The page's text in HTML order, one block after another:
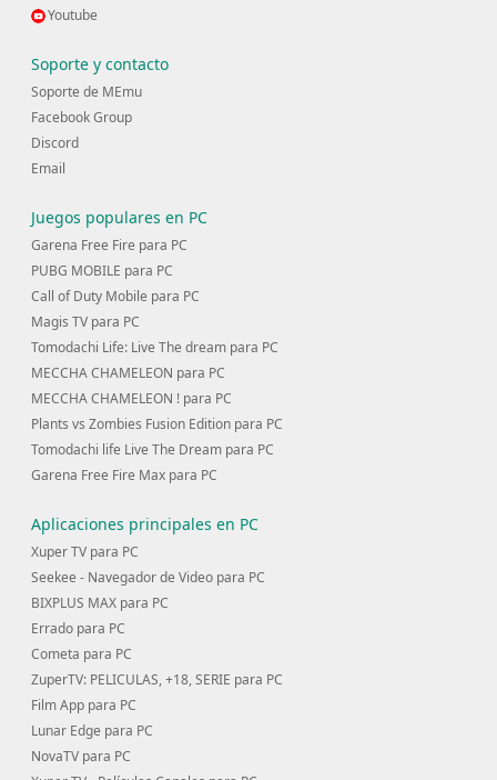
Youtube
Soporte y contacto
Soporte de MEmu
Facebook Group
Discord
Email
Juegos populares en PC
Garena Free Fire para PC
PUBG MOBILE para PC
Call of Duty Mobile para PC
Magis TV para PC
Tomodachi Life: Live The dream para PC
MECCHA CHAMELEON para PC
MECCHA CHAMELEON ! para PC
Plants vs Zombies Fusion Edition para PC
Tomodachi life Live The Dream para PC
Garena Free Fire Max para PC
Aplicaciones principales en PC
Xuper TV para PC
Seekee - Navegador de Video para PC
BIXPLUS MAX para PC
Errado para PC
Cometa para PC
ZuperTV: PELICULAS, +18, SERIE para PC
Film App para PC
Lunar Edge para PC
NovaTV para PC